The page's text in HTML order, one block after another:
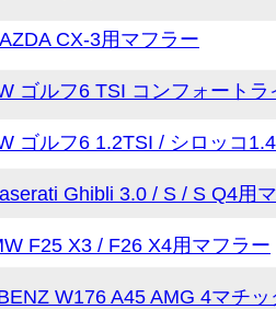
CX-3用マフラー
ゴルフ6 TSI コンフォート
ゴルフ6 1.2TSI / シロッコ
Ghibli 3.0 / S / S Q4用
F25 X3 / F26 X4用マフラー
W176 A45 AMG 4マチ